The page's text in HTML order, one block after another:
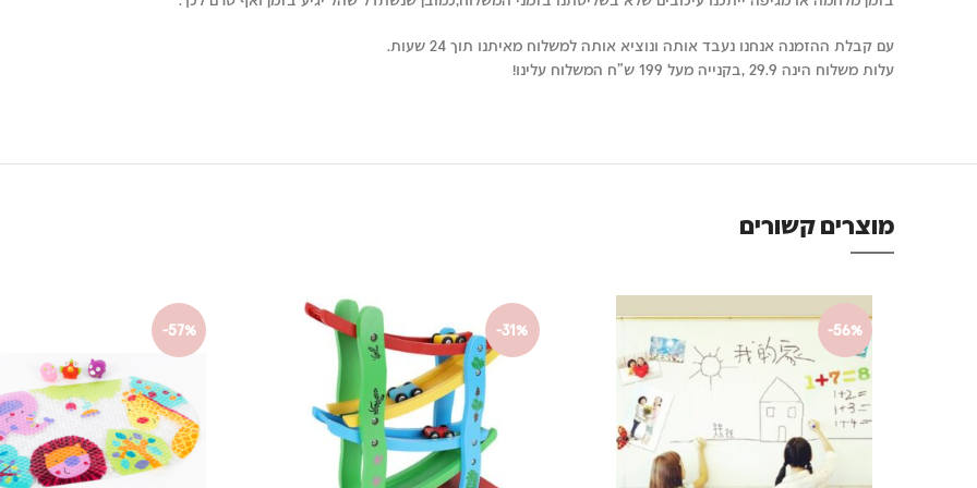
עם קבלת ההזמנה אנחנו נעבד אותה ונוציא אותה למשלוח מאיתנו תוך 24 שעות.
עלות משלוח הינה 29.9 ,בקנייה מעל 199 ש"ח המשלוח עלינו!
מוצרים קשורים
-56%
-31%
-57%